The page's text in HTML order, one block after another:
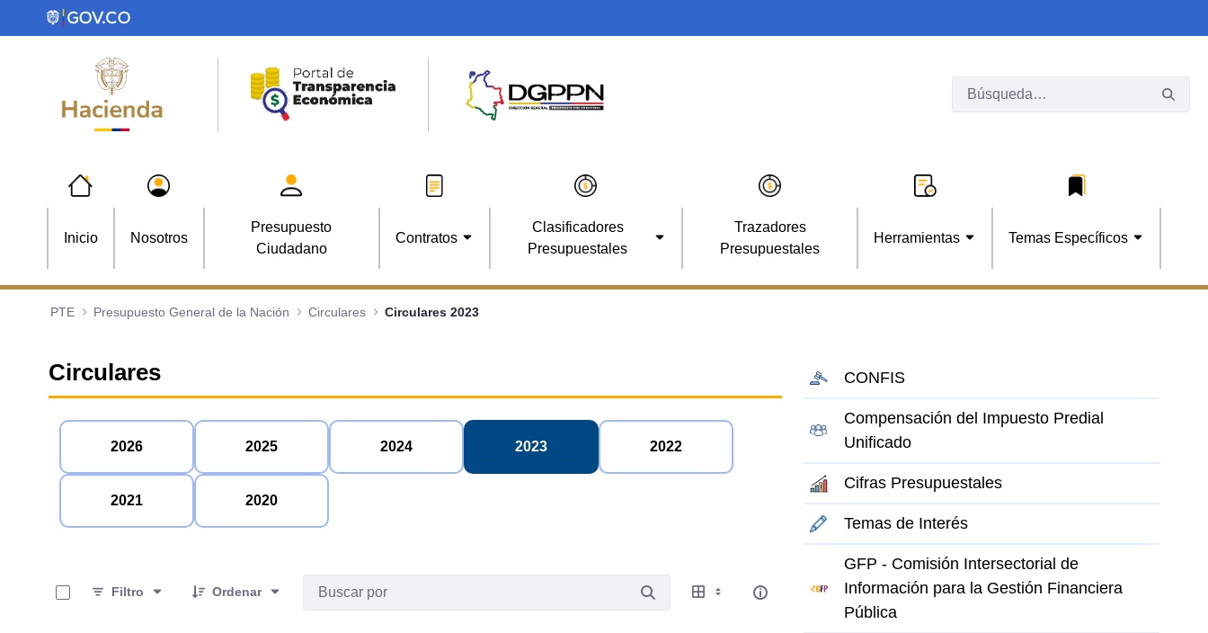
Saltar al contenido principal
Inicio Nosotros
Presupuesto
Ciudadano
Contratos
Clasificadores
Presupuestales
Trazadores
Presupuestales
Herramientas Temas Específicos
PTE Presupuesto General de la Nación Circulares Circulares 2023
Circulares
2026 2025 2024 2023 2022
2021 2020
Filtro
Ordenar
CONFIS
Compensación del Impuesto Predial
Unificado
Cifras Presupuestales
Temas de Interés
GFP - Comisión Intersectorial de
Información para la Gestión Financiera
Pública